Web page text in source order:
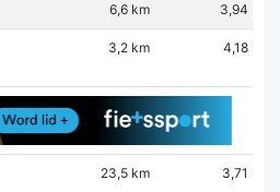
6,6 km 3,94
3,2 km 4,18
23,5 km 3,71